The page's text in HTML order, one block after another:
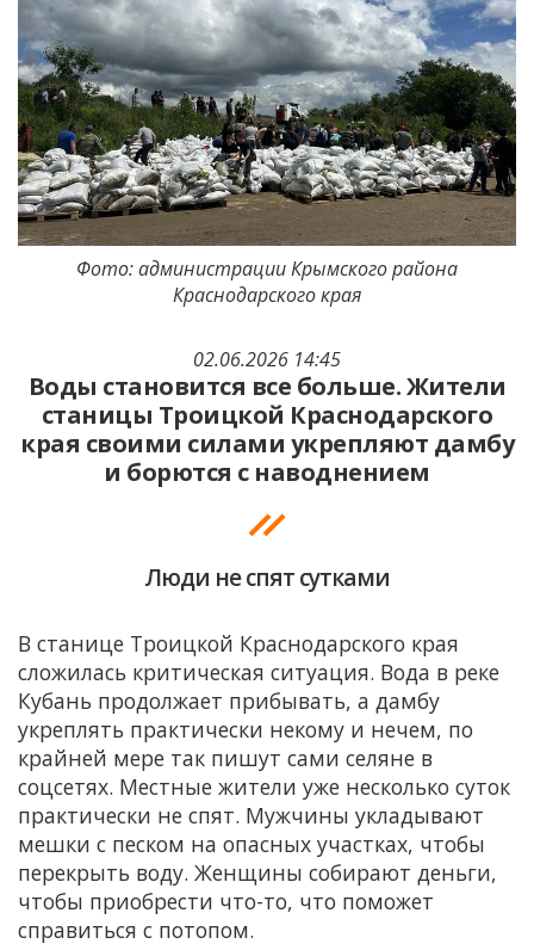
02.06.2026 14:45
Воды становится все больше. Жители
станицы Троицкой Краснодарского
края своими силами укрепляют дамбу
и борются с наводнением
Люди не спят сутками
Фото: администрации Крымского района
Краснодарского края
В станице Троицкой Краснодарского края
сложилась критическая ситуация. Вода в реке
Кубань продолжает прибывать, а дамбу
укреплять практически некому и нечем, по
крайней мере так пишут сами селяне в
соцсетях. Местные жители уже несколько суток
практически не спят. Мужчины укладывают
мешки с песком на опасных участках, чтобы
перекрыть воду. Женщины собирают деньги,
чтобы приобрести что-то, что поможет
справиться с потопом.